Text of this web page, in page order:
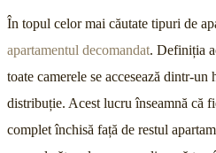
În topul celor mai căutate tipuri de
apartamentul decomandat. Definiția
toate camerele se accesează dintr-
distribuție. Acest lucru înseamnă că
complet închisă față de restul